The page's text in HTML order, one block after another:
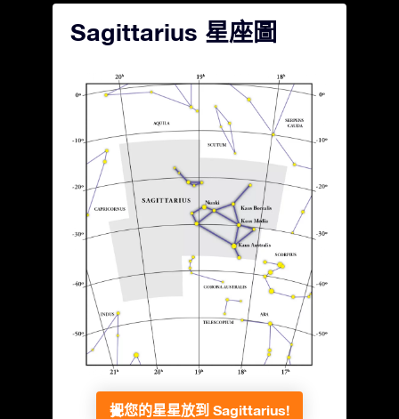
Sagittarius 星座圖
把您的星星放到 Sagittarius!